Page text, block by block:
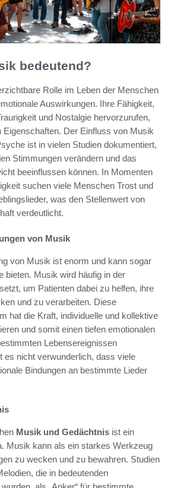
bedeutend?
Rolle im Leben der Menschen
Auswirkungen. Ihre Fähigkeit,
und Nostalgie hervorzurufen,
Eigenschaften. Der Einfluss von Musik
ist in vielen Studien dokumentiert,
Stimmungen verändern und das
beeinflussen können. In Momenten
suchen viele Menschen Trost und
was den Stellenwert von
verdeutlicht.
von Musik
von Musik ist enorm und kann sogar
bieten. Musik wird häufig in der
um Patienten dabei zu helfen, ihre
und zu verarbeiten. Diese
hat die Kraft, individuelle und kollektive
und somit einen tiefen emotionalen
Lebensereignissen
es nicht verwunderlich, dass viele
Bindungen an bestimmte Lieder
Musik und Gedächtnis ist ein
Musik kann als ein starkes Werkzeug
zu wecken und zu bewahren. Studien
die in bedeutenden